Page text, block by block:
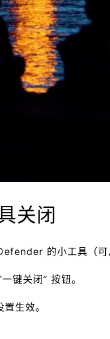
关闭
的小工具（可
键关闭” 按钮。
生效。